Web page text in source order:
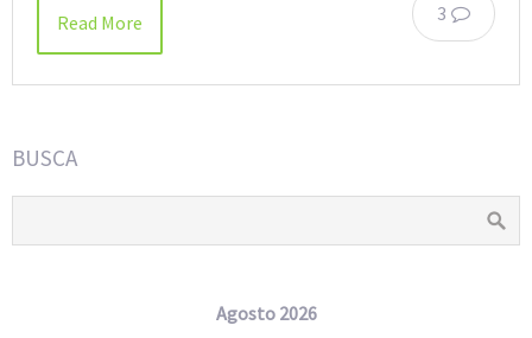
3
Read More
BUSCA
Agosto 2026